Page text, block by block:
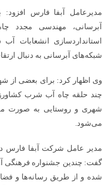
مدیرعامل آبفا فارس
آبرسانی، مهندسی مجدد
استانداردسازی انشعابات
شبکه‌های آبرسانی به دنبال
وی اظهار کرد: برای بعضی از
چند حلقه چاه آب شرب
شهری و روستایی به صورت
می‌شود.
مدیر عامل شرکت آبفا فارس
گفت: چندین جشنواره فرهنگی
شده و از طریق رسانه‌ها و